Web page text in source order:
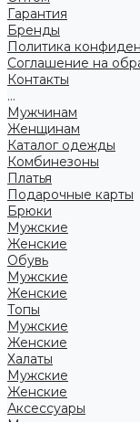
Гарантия
Бренды
Политика
Соглашение на
Контакты
...
Мужчинам
Женщинам
Каталог одежды
Комбинезоны
Платья
Подарочные карты
Брюки
Мужские
Женские
Обувь
Мужские
Женские
Топы
Мужские
Женские
Халаты
Мужские
Женские
Аксессуары